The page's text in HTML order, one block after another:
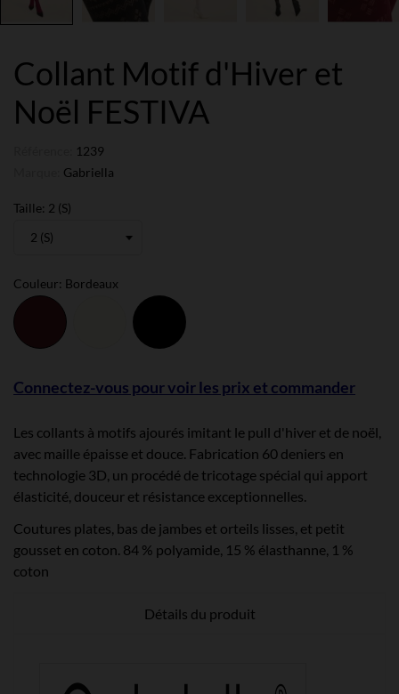
Collant Motif d'Hiver et
Noël FESTIVA
1239
Gabriella
Taille: 2 (S)
Couleur: Bordeaux
Ivoire
Connectez-vous pour voir les prix et commander
Les collants à motifs ajourés imitant le pull d'hiver et de noël,
avec maille épaisse et douce. Fabrication 60 deniers en
technologie 3D, un procédé de tricotage spécial qui apport
élasticité, douceur et résistance exceptionnelles.
Coutures plates, bas de jambes et orteils lisses, et petit
gousset en coton. 84 % polyamide, 15 % élasthanne, 1 %
coton
Détails du produit